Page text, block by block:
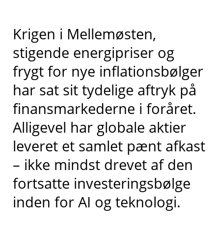
Krigen i Mellemøsten,
stigende energipriser og
frygt for nye inflationsbølger
har sat sit tydelige aftryk på
finansmarkederne i foråret.
Alligevel har globale aktier
leveret et samlet pænt afkast
– ikke mindst drevet af den
fortsatte investeringsbølge
inden for AI og teknologi.